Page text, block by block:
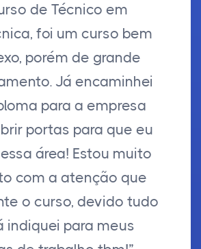
de Técnico em
foi um curso bem
porém de grande
Já encaminhei
para a empresa
portas para que eu
área! Estou muito
com a atenção que
o curso, devido tudo
indiquei para meus